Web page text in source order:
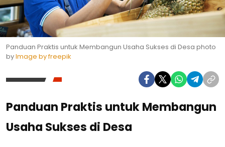
Panduan Praktis untuk Membangun Usaha Sukses di Desa photo
byImage by freepik
Panduan Praktis untuk Membangun
Usaha Sukses di Desa